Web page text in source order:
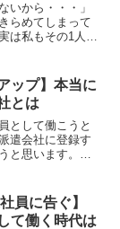
いから・・・」
らめてしまって
は私もその1人で
と言われるもの
...
ップ】本当に
とは
として働こうと
遣会社に登録す
と思います。ま
考えている人は
う...
員に告ぐ】
て働く時代は